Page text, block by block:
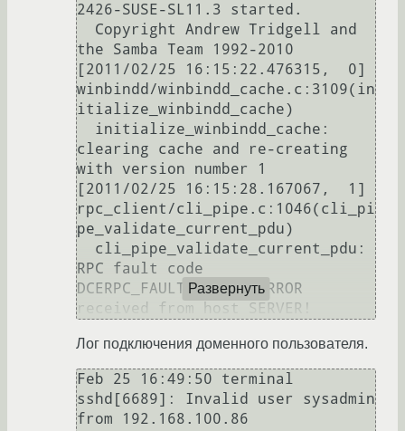
2426-SUSE-SL11.3 started.
the Samba Team 1992-2010
[2011/02/25 16:15:22.476315,  0]
winbindd/winbindd_cache.c:3109(in
itialize_winbindd_cache)
clearing cache and re-creating
with version number 1
[2011/02/25 16:15:28.167067,  1]
rpc_client/cli_pipe.c:1046(cli_pi
pe_validate_current_pdu)
RPC fault code
DCERPC_FAULT_OP_RNG_ERROR
Развернуть
Лог подключения доменного пользователя.
Feb 25 16:49:50 terminal
sshd[6689]: Invalid user sysadmin
from 192.168.100.86